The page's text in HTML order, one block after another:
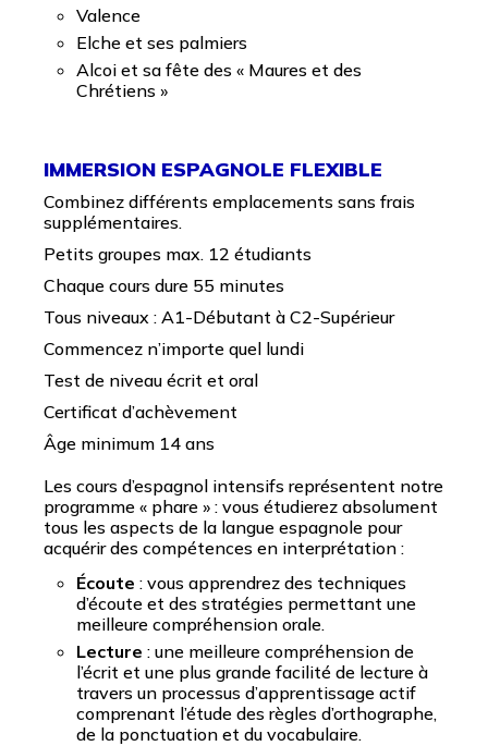
Valence
Elche et ses palmiers
Alcoi et sa fête des « Maures et des
Chrétiens »
IMMERSION ESPAGNOLE FLEXIBLE
Combinez différents emplacements sans frais
supplémentaires.
Petits groupes max. 12 étudiants
Chaque cours dure 55 minutes
Tous niveaux : A1-Débutant à C2-Supérieur
Commencez n’importe quel lundi
Test de niveau écrit et oral
Certificat d’achèvement
Âge minimum 14 ans
Les cours d’espagnol intensifs représentent notre
programme « phare » : vous étudierez absolument
tous les aspects de la langue espagnole pour
acquérir des compétences en interprétation :
Écoute : vous apprendrez des techniques
d’écoute et des stratégies permettant une
meilleure compréhension orale.
Lecture : une meilleure compréhension de
l’écrit et une plus grande facilité de lecture à
travers un processus d’apprentissage actif
comprenant l’étude des règles d’orthographe,
de la ponctuation et du vocabulaire.